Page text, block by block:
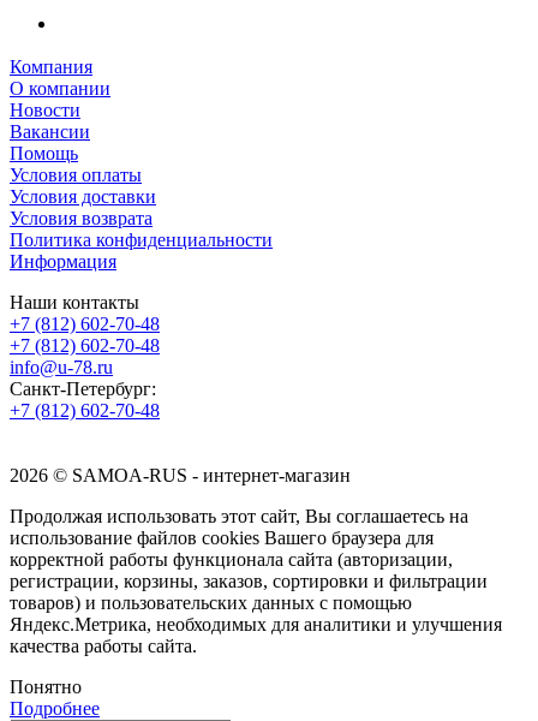
Компания
О компании
Новости
Вакансии
Помощь
Условия оплаты
Условия доставки
Условия возврата
Политика конфиденциальности
Информация
Наши контакты
+7 (812) 602-70-48
+7 (812) 602-70-48
info@u-78.ru
Санкт-Петербург:
+7 (812) 602-70-48
2026 © SAMOA-RUS - интернет-магазин
Продолжая использовать этот сайт, Вы соглашаетесь на
использование файлов cookies Вашего браузера для
корректной работы функционала сайта (авторизации,
регистрации, корзины, заказов, сортировки и фильтрации
товаров) и пользовательских данных с помощью
Яндекс.Метрика, необходимых для аналитики и улучшения
качества работы сайта.
Понятно
Подробнее